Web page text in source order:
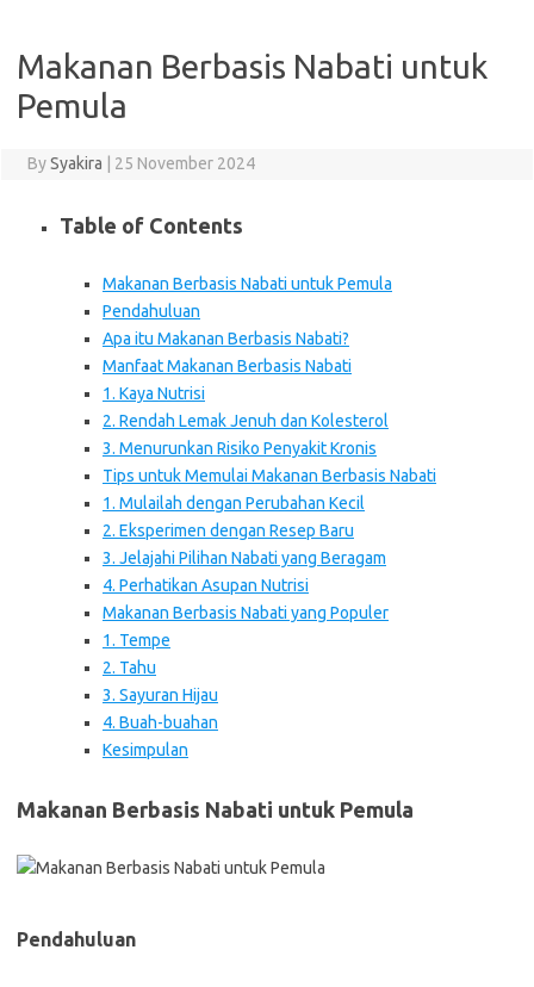
Makanan Berbasis Nabati untuk
Pemula
BySyakira 25 November 2024
Table of Contents
Makanan Berbasis Nabati untuk Pemula
Pendahuluan
Apa itu Makanan Berbasis Nabati?
Manfaat Makanan Berbasis Nabati
1. Kaya Nutrisi
2. Rendah Lemak Jenuh dan Kolesterol
3. Menurunkan Risiko Penyakit Kronis
Tips untuk Memulai Makanan Berbasis Nabati
1. Mulailah dengan Perubahan Kecil
2. Eksperimen dengan Resep Baru
3. Jelajahi Pilihan Nabati yang Beragam
4. Perhatikan Asupan Nutrisi
Makanan Berbasis Nabati yang Populer
1. Tempe
2. Tahu
3. Sayuran Hijau
4. Buah-buahan
Kesimpulan
Makanan Berbasis Nabati untuk Pemula
Pendahuluan